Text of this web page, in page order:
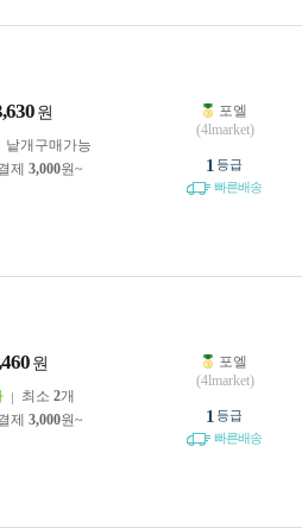
원
낱개구매가능
제 3,000원~
포엘
(4lmarket)
1 등급
빠른배송
원
최소 2개
제 3,000원~
포엘
(4lmarket)
1 등급
빠른배송